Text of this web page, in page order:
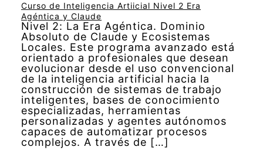
Curso de Inteligencia Artiicial Nivel 2 Era
Agéntica y Claude
Nivel 2: La Era Agéntica. Dominio
Absoluto de Claude y Ecosistemas
Locales. Este programa avanzado está
orientado a profesionales que desean
evolucionar desde el uso convencional
de la inteligencia artificial hacia la
construcción de sistemas de trabajo
inteligentes, bases de conocimiento
especializadas, herramientas
personalizadas y agentes autónomos
capaces de automatizar procesos
complejos. A través de […]